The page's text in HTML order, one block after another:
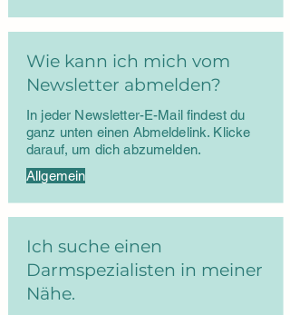
Wie kann ich mich vom
Newsletter abmelden?
In jeder Newsletter-E-Mail findest du
ganz unten einen Abmeldelink. Klicke
darauf, um dich abzumelden.
Allgemein
Ich suche einen
Darmspezialisten in meiner
Nähe.